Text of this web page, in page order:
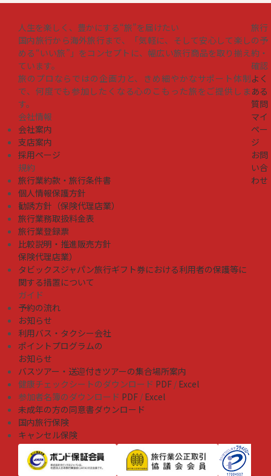
人生を楽しく、豊かにする“旅”を届けたい
国内旅行から海外旅行まで、「気軽に、そして安心して楽し
める“いい旅”」をコンセプトに、幅広い旅行商品を取り揃え
ています。
旅のプロならではの企画力と、きめ細やかなサポート体制
で、何度でも参加したくなる心のこもった旅をご提供しま
す。
会社情報
会社案内
支店案内
採用ページ
規約
旅行業約款・旅行条件書
個人情報保護方針
勧誘方針（保険代理店業）
旅行業務取扱料金表
旅行業登録票
比較説明・推進販売方針
保険代理店業）
タビックスジャパン旅行ギフト券における利用者の保護等に
関する措置について
ガイド
予約の流れ
お知らせ
利用バス・タクシー会社
ポイントプログラムの
お知らせ
バスツアー・送迎付きツアーの集合場所案内
健康チェックシートのダウンロード PDF / Excel
参加者名簿のダウンロード PDF / Excel
未成年の方の同意書ダウンロード
国内旅行保険
キャンセル保険
旅行
の予
約・
確認
よく
ある
質問
マイ
ペー
ジ
お問
い合
わせ